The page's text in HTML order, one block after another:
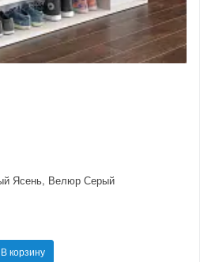
Ясень, Велюр Серый
В корзину